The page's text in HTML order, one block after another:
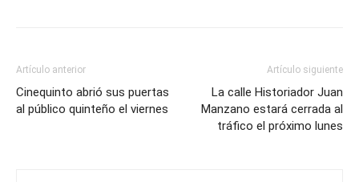
Artículo anterior
Cinequinto abrió sus puertas
al público quinteño el viernes
Artículo siguiente
La calle Historiador Juan
Manzano estará cerrada al
tráfico el próximo lunes